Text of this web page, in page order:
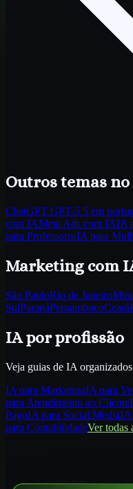
Outros temas no
ChatGPT GPT-5.5 em
com IAMeta Ads com IAIA
para ProfessoresIA para
Marketing com
São PauloRio de Janeiro
SulParanáPernambucoCeará
IA por profissão
Veja guias de IA
IA para MarketingIA para
para Atendimento ao Cliente
PagoIA para Social MediaIA
para ContabilidadeVer todas